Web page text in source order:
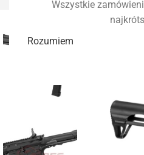
Wszystkie
Rozumiem